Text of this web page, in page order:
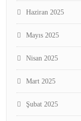
Haziran 2025
Mayıs 2025
Nisan 2025
Mart 2025
Şubat 2025